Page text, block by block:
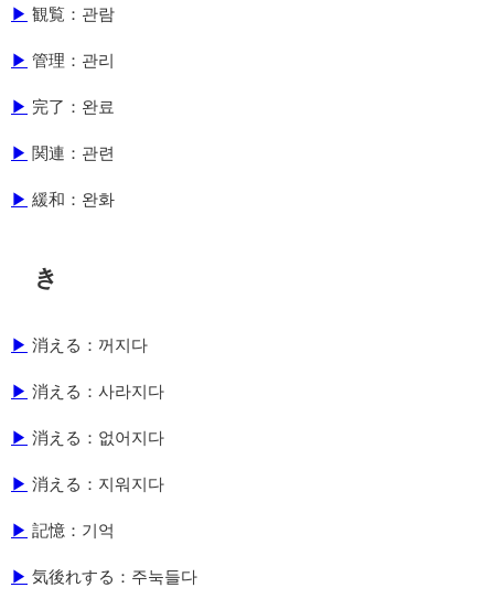
▶ 観覧：관람
▶ 管理：관리
▶ 完了：완료
▶ 関連：관련
▶ 緩和：완화
き
▶ 消える：꺼지다
▶ 消える：사라지다
▶ 消える：없어지다
▶ 消える：지워지다
▶ 記憶：기억
▶ 気後れする：주눅들다